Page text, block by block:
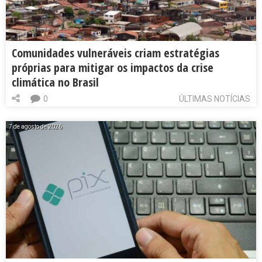
Comunidades vulneráveis criam estratégias
próprias para mitigar os impactos da crise
climática no Brasil
ÚLTIMAS NOTÍCIAS
0
7 de agosto de 2026